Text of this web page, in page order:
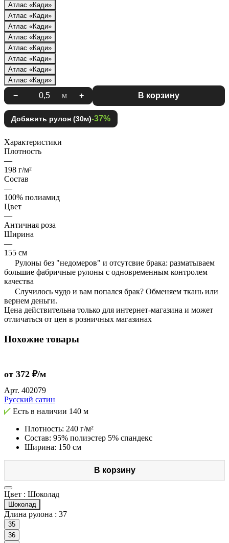
Атлас «Кади»
Атлас «Кади»
Атлас «Кади»
Атлас «Кади»
Атлас «Кади»
Атлас «Кади»
Атлас «Кади»
Атлас «Кади»
− м + В корзину
Добавить рулон (30м)-37%
Характеристики
Плотность
—
198 г/м²
Состав
—
100% полиамид
Цвет
—
Античная роза
Ширина
—
155 см
Рулоны без "недомеров" и отсутсвие брака: разматываем
большие фабричные рулоны с одновременным контролем
качества
Случилось чудо и вам попался брак? Обменяем ткань или
вернем деньги.
Цена действительна только для интернет-магазина и может
отличаться от цен в розничных магазинах
Похожие товары
от 372 ₽/м
Арт. 402079
Русский сатин
Есть в наличии 140 м
Плотность: 240 г/м²
Состав: 95% полиэстер 5% спандекс
Ширина: 150 см
В корзину
Цвет : Шоколад
Шоколад
Длина рулона : 37
35
36